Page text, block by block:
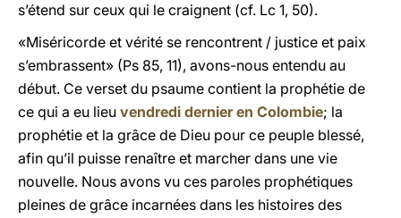
s’étend sur ceux qui le craignent (cf. Lc 1, 50).
«Miséricorde et vérité se rencontrent / justice et paix
s’embrassent» (Ps 85, 11), avons-nous entendu au
début. Ce verset du psaume contient la prophétie de
ce qui a eu lieu vendredi dernier en Colombie; la
prophétie et la grâce de Dieu pour ce peuple blessé,
afin qu’il puisse renaître et marcher dans une vie
nouvelle. Nous avons vu ces paroles prophétiques
pleines de grâce incarnées dans les histoires des